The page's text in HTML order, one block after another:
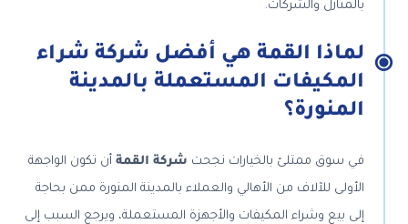
بالمنازل والشركات.
لماذا القمة هي أفضل شركة شراء
المكيفات المستعملة بالمدينة
المنورة؟
في سوق ممتلئ بالخيارات نجحت شركة القمة أن تكون الواجهة
الأولى للآلاف من الأهالي والعملاء بالمدينة المنورة ممن بحاجة
إلى بيع وشراء المكيفات والأجهزة المستعملة، ويرجع السبب إلى